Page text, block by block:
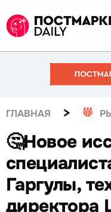
ГЛАВНАЯ >
🤔Новое
Гаргулы,
директора